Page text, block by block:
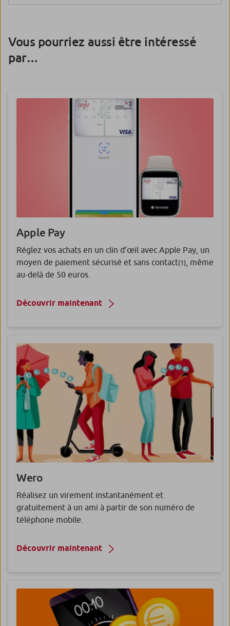
Vous pourriez aussi être intéressé
par…
Apple Pay
Réglez vos achats en un clin d’œil avec Apple Pay, un
moyen de paiement sécurisé et sans contact(1) , même
au-delà de 50 euros.
Découvrir maintenant
Wero
Réalisez un virement instantanément et
gratuitement à un ami à partir de son numéro de
téléphone mobile.
Découvrir maintenant